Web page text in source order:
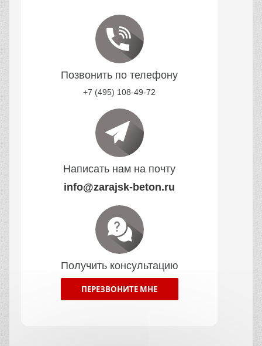
Позвонить по телефону
+7 (495) 108-49-72
Написать нам на почту
info@zarajsk-beton.ru
Получить консультацию
ПЕРЕЗВОНИТЕ МНЕ